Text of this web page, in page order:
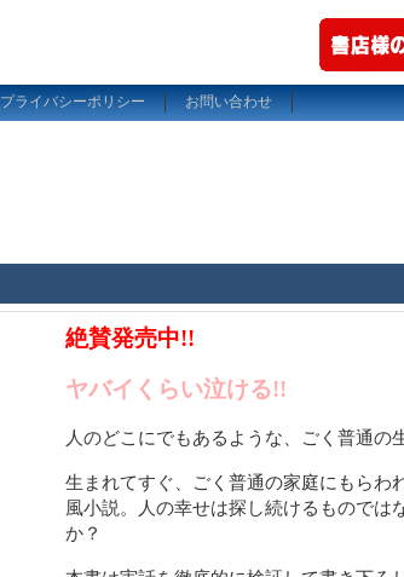
プライバシーポリシー お問い合わせ
絶賛発売中!!
ヤバイくらい泣ける!!
人のどこにでもあるような、ごく普通の
生まれてすぐ、ごく普通の家庭にもらわ
風小説。人の幸せは探し続けるものでは
か？